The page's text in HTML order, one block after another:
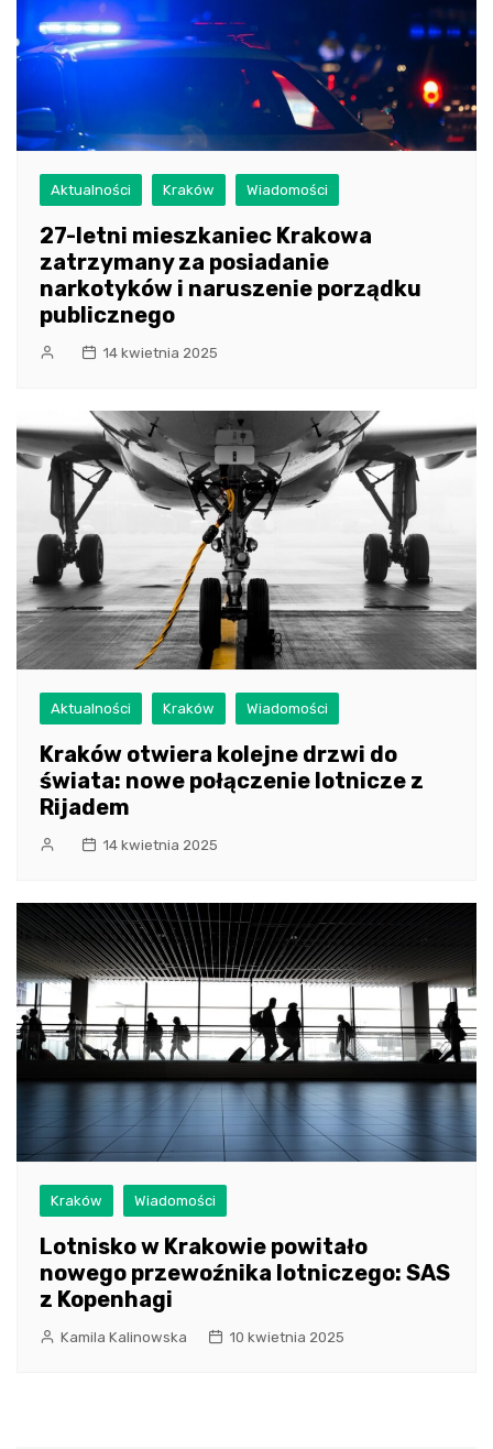
Aktualności Kraków Wiadomości
27-letni mieszkaniec Krakowa
zatrzymany za posiadanie
narkotyków i naruszenie porządku
publicznego
14 kwietnia 2025
Aktualności Kraków Wiadomości
Kraków otwiera kolejne drzwi do
świata: nowe połączenie lotnicze z
Rijadem
14 kwietnia 2025
Kraków Wiadomości
Lotnisko w Krakowie powitało
nowego przewoźnika lotniczego: SAS
z Kopenhagi
Kamila Kalinowska 10 kwietnia 2025